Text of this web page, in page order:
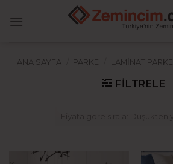
atla
ANA SAYFA PARKE LAMINAT PARKE
FILTRELE